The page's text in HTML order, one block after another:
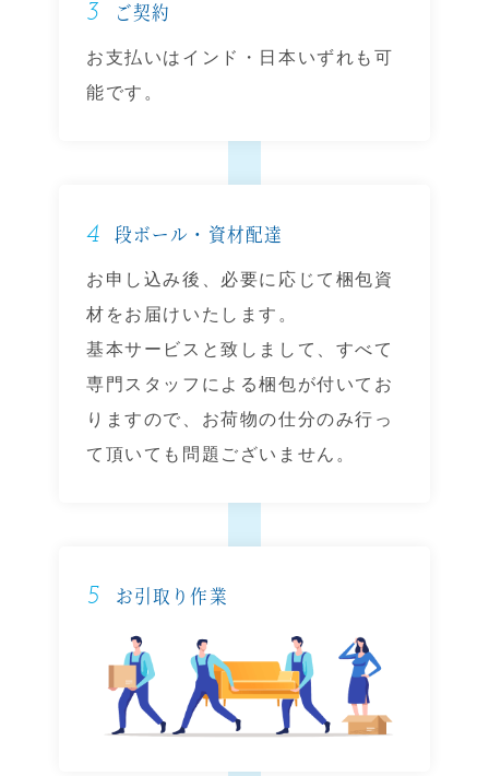
3 ご契約
お支払いはインド・日本いずれも可
能です。
4 段ボール・資材配達
お申し込み後、必要に応じて梱包資
材をお届けいたします。
基本サービスと致しまして、すべて
専門スタッフによる梱包が付いてお
りますので、お荷物の仕分のみ行っ
て頂いても問題ございません。
5 お引取り作業